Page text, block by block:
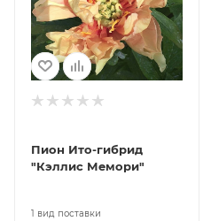
Пион Ито-гибрид
"Кэллис Мемори"
1 вид поставки